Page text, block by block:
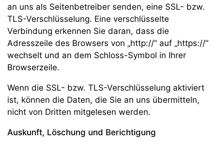
an uns als Seitenbetreiber senden, eine SSL- bzw.
TLS-Verschlüsselung. Eine verschlüsselte
Verbindung erkennen Sie daran, dass die
Adresszeile des Browsers von „http://“ auf „https://“
wechselt und an dem Schloss-Symbol in Ihrer
Browserzeile.
Wenn die SSL- bzw. TLS-Verschlüsselung aktiviert
ist, können die Daten, die Sie an uns übermitteln,
nicht von Dritten mitgelesen werden.
Auskunft, Löschung und Berichtigung